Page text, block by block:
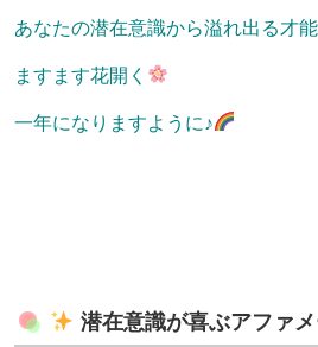
あなたの潜在意識から溢れ出る才
ますます花開く
一年になりますように♪
潜在意識が喜ぶアファ